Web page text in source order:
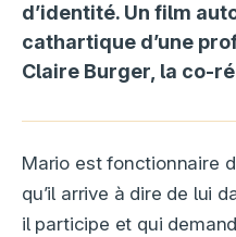
d’identité. Un film
cathartique d’une
Claire Burger, la co-
Mario est fonctionnaire
qu’il arrive à dire de lui
il participe et qui